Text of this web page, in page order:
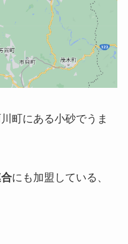
町にある小砂でうま
にも加盟している、